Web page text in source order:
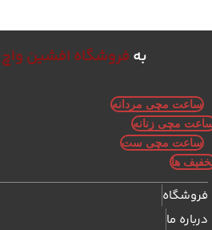
به فروشگاه افشین واچ
ساعت مچی مردانه
مچی زنانه
ساعت مچی ست
ها
فروشگاه
درباره ما